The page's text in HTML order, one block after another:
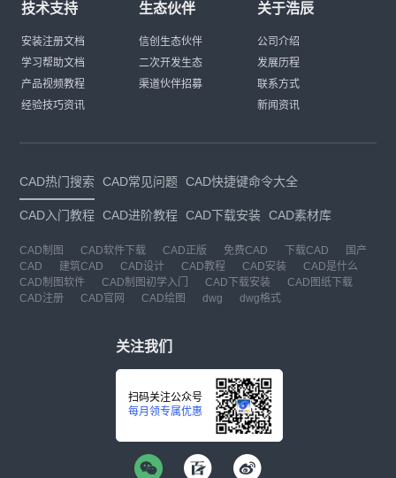
技术支持
安装注册文档
学习帮助文档
产品视频教程
经验技巧资讯
生态伙伴
信创生态伙伴
二次开发生态
渠道伙伴招募
关于浩辰
公司介绍
发展历程
联系方式
新闻资讯
CAD热门搜索 CAD常见问题 CAD快捷键命令大全
CAD入门教程 CAD进阶教程 CAD下载安装 CAD素材库
CAD制图 CAD软件下载 CAD正版 免费CAD 下载CAD
国产
CAD
建筑CAD CAD设计 CAD教程 CAD安装
CAD是什么
CAD制图软件
CAD制图初学入门 CAD下载安装
CAD图纸下载
CAD注册
CAD官网 CAD绘图 dwg dwg格式
关注我们
扫码关注公众号
每月领专属优惠